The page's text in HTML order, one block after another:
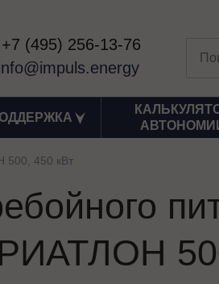
+7 (495) 256-13-76
450 кВт